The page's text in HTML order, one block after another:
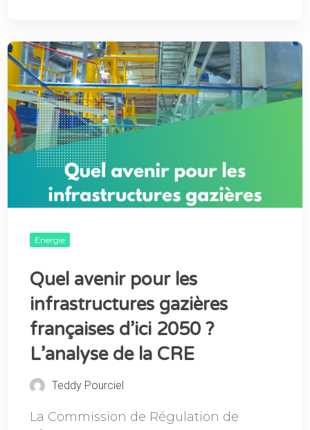
Energie
Quel avenir pour les
infrastructures gazières
françaises d’ici 2050 ?
L’analyse de la CRE
Teddy Pourciel
La Commission de Régulation de